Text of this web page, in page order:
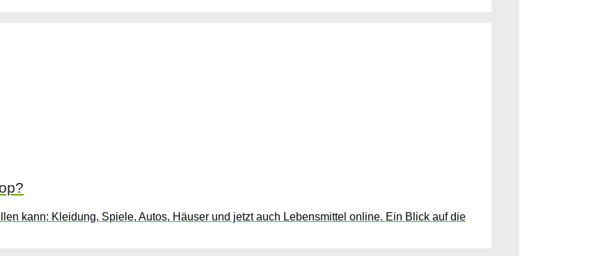
kann: Kleidung, Spiele, Autos, Häuser und jetzt auch Lebensmittel online. Ein Blick auf die